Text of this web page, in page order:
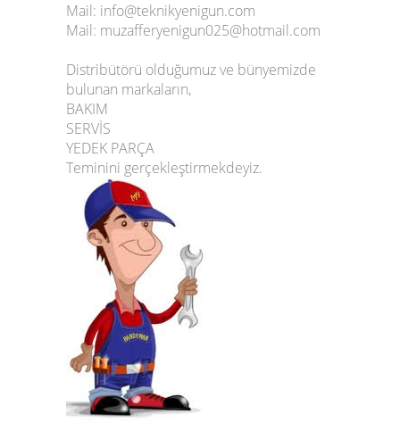
Mail: info@teknikyenigun.com
Mail: muzafferyenigun025@hotmail.com
Distribütörü olduğumuz ve bünyemizde
bulunan markaların,
BAKIM
SERVİS
YEDEK PARÇA
Teminini gerçekleştirmekdeyiz.